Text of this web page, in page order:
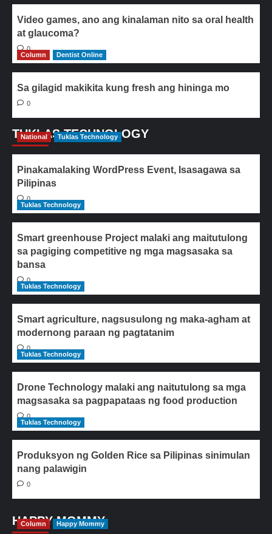
Video games, ano ang kinalaman nito sa oral health
at glaucoma?
0
Column
Dentist Online
Sa gilagid makikita kung fresh ang hininga mo
0
TUKLAS TECHNOLOGY
National Tuklas Technology
Pinakamalaking WordPress Event, Isasagawa sa
Pilipinas
0
Tuklas Technology
Smart greenhouse Project malaki ang maitutulong
sa pagiging competitive ng mga magsasaka sa
bansa
0
Tuklas Technology
Smart agriculture, nagsusulong ng maka-agham at
modernong paraan ng pagtatanim
0
Tuklas Technology
Drone Technology malaki ang naitutulong sa mga
magsasaka sa pagpapataas ng food production
0
Tuklas Technology
Produksyon ng Golden Rice sa Pilipinas sinimulan
nang palawigin
0
HAPPY MOMMY
Column Happy Mommy